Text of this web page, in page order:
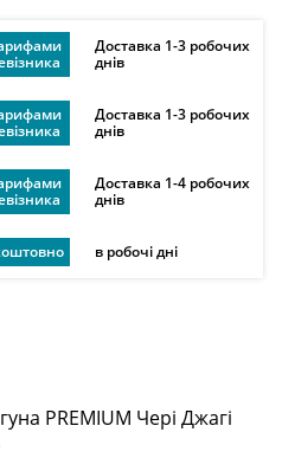
Доставка 1-3 робочих
днів
Доставка 1-3 робочих
днів
Доставка 1-4 робочих
днів
в робочі дні
PREMIUM Чері Джагі